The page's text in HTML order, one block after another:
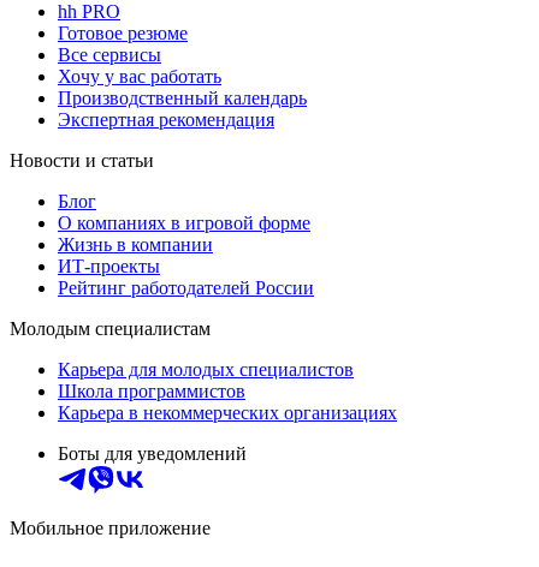
hh PRO
Готовое резюме
Все сервисы
Хочу у вас работать
Производственный календарь
Экспертная рекомендация
Новости и статьи
Блог
О компаниях в игровой форме
Жизнь в компании
ИТ-проекты
Рейтинг работодателей России
Молодым специалистам
Карьера для молодых специалистов
Школа программистов
Карьера в некоммерческих организациях
Боты для уведомлений
Мобильное приложение